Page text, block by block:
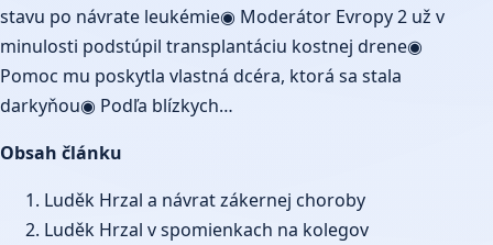
stavu po návrate leukémie◉ Moderátor Evropy 2 už v
minulosti podstúpil transplantáciu kostnej drene◉
Pomoc mu poskytla vlastná dcéra, ktorá sa stala
darkyňou◉ Podľa blízkych…
Obsah článku
Luděk Hrzal a návrat zákernej choroby
Luděk Hrzal v spomienkach na kolegov